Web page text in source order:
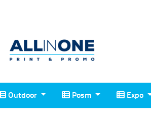
Outdoor
Outdoor Posm
Posm Expo
Expo